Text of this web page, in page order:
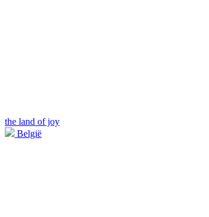
the land of joy
België